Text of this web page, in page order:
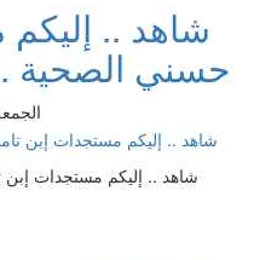
شاهد .. إليكم
حسني الصحية ..
الجمعة 13 يونيو 2025
شاهد .. إليكم مستجدات إبن